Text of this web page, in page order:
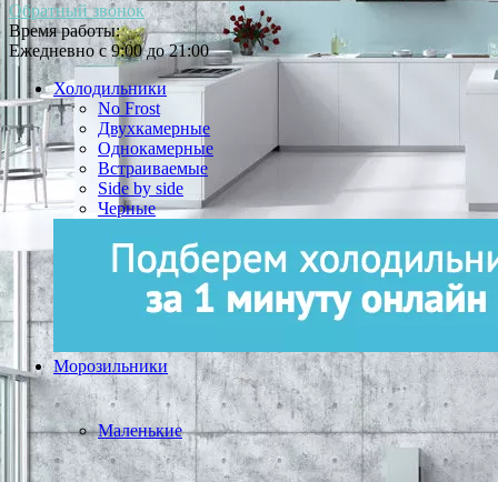
Обратный звонок
Время работы:
Ежедневно с 9:00 до 21:00
Холодильники
No Frost
Двухкамерные
Однокамерные
Встраиваемые
Side by side
Черные
Морозильники
Маленькие